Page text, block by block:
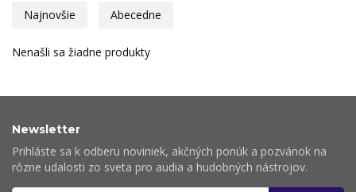
Najnovšie Abecedne
Nenašli sa žiadne produkty
Newsletter
Prihláste sa k odberu noviniek, akčných ponúk a pozvánok na
rôzne udalosti zo sveta pro audia a hudobných nástrojov.